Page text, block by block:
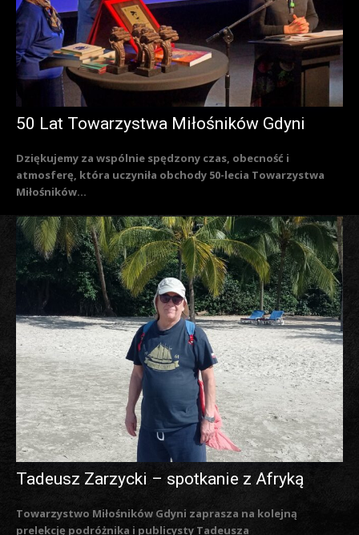
50 Lat Towarzystwa Miłośników Gdyni
Dziękujemy za wspólnie spędzony czas, obecność i
atmosferę, która uczyniła obchody 50-lecia Towarzystwa
Miłośników...
Tadeusz Zarzycki – spotkanie z Afryką
Towarzystwo Miłośników Gdyni zaprasza na kolejną
prelekcję podróżnika i publicysty Tadeusza